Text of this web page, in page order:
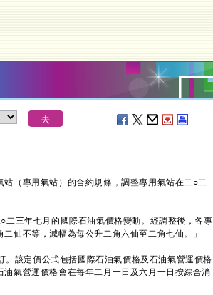
（專用氣站）的合約規條，調整專用氣站在二○二
三年七月的國際石油氣價格變動。經調整後，各專
仙不等，減幅為每公升二角六仙至二角七仙。」
該定價公式包括國際石油氣價格及石油氣營運價格
氣營運價格會在每年二月一日及六月一日按綜合消